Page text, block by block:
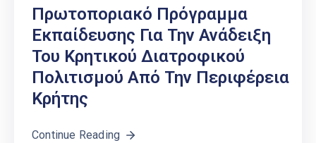
Πρωτοποριακό Πρόγραμμα
Εκπαίδευσης Για Την Ανάδειξη
Του Κρητικού Διατροφικού
Πολιτισμού Από Την Περιφέρεια
Κρήτης
Continue Reading